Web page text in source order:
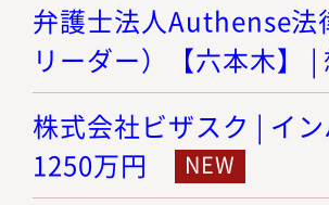
弁護士法人Authense法
リーダー）【六本木】
株式会社ビザスク | イ
1250万円